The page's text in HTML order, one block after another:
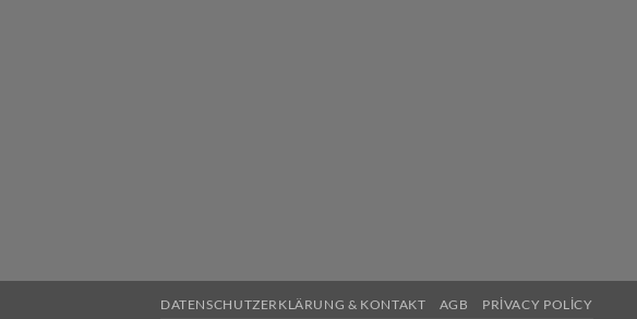
DATENSCHUTZERKLÄRUNG & KONTAKT AGB PRIVACY POLICY